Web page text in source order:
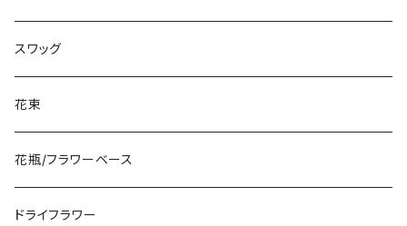
スワッグ
花束
花瓶/フラワーベース
ドライフラワー